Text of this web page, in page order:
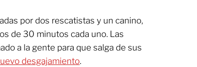
por dos rescatistas y un canino,
de 30 minutos cada uno. Las
a la gente para que salga de sus
desgajamiento.